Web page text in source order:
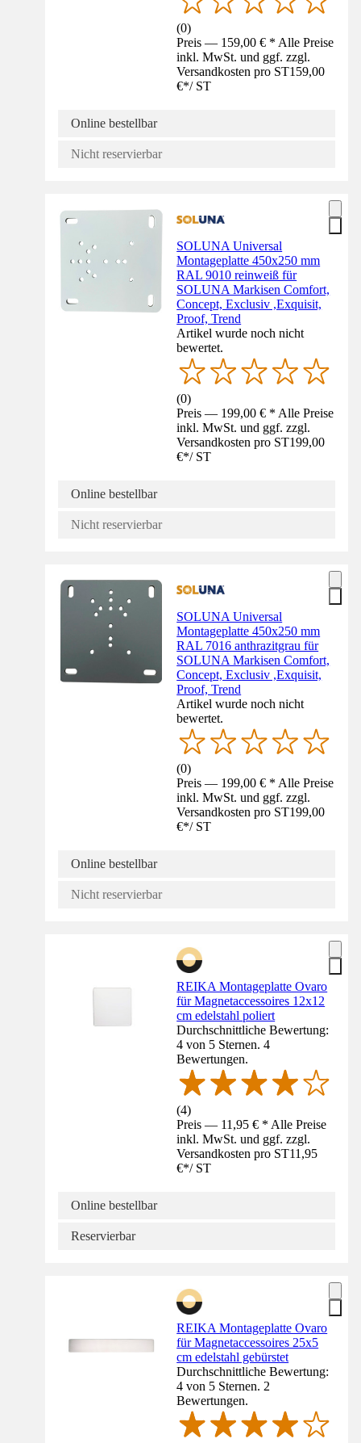
(0)
Preis — 159,00 € * Alle Preise
inkl. MwSt. und ggf. zzgl.
Versandkosten pro ST159,00
€*/ ST
Online bestellbar
Nicht reservierbar
SOLUNA Universal
Montageplatte 450x250 mm
RAL 9010 reinweiß für
SOLUNA Markisen Comfort,
Concept, Exclusiv ,Exquisit,
Proof, Trend
Artikel wurde noch nicht
bewertet.
(0)
Preis — 199,00 € * Alle Preise
inkl. MwSt. und ggf. zzgl.
Versandkosten pro ST199,00
€*/ ST
Online bestellbar
Nicht reservierbar
SOLUNA Universal
Montageplatte 450x250 mm
RAL 7016 anthrazitgrau für
SOLUNA Markisen Comfort,
Concept, Exclusiv ,Exquisit,
Proof, Trend
Artikel wurde noch nicht
bewertet.
(0)
Preis — 199,00 € * Alle Preise
inkl. MwSt. und ggf. zzgl.
Versandkosten pro ST199,00
€*/ ST
Online bestellbar
Nicht reservierbar
REIKA Montageplatte Ovaro
für Magnetaccessoires 12x12
cm edelstahl poliert
Durchschnittliche Bewertung:
4 von 5 Sternen. 4
Bewertungen.
(4)
Preis — 11,95 € * Alle Preise
inkl. MwSt. und ggf. zzgl.
Versandkosten pro ST11,95
€*/ ST
Online bestellbar
Reservierbar
REIKA Montageplatte Ovaro
für Magnetaccessoires 25x5
cm edelstahl gebürstet
Durchschnittliche Bewertung:
4 von 5 Sternen. 2
Bewertungen.